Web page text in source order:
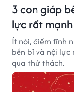
3 con giáp
lực rất mạnh
Ít nói, điềm tĩnh
bền bỉ và nội
qua thử thách.